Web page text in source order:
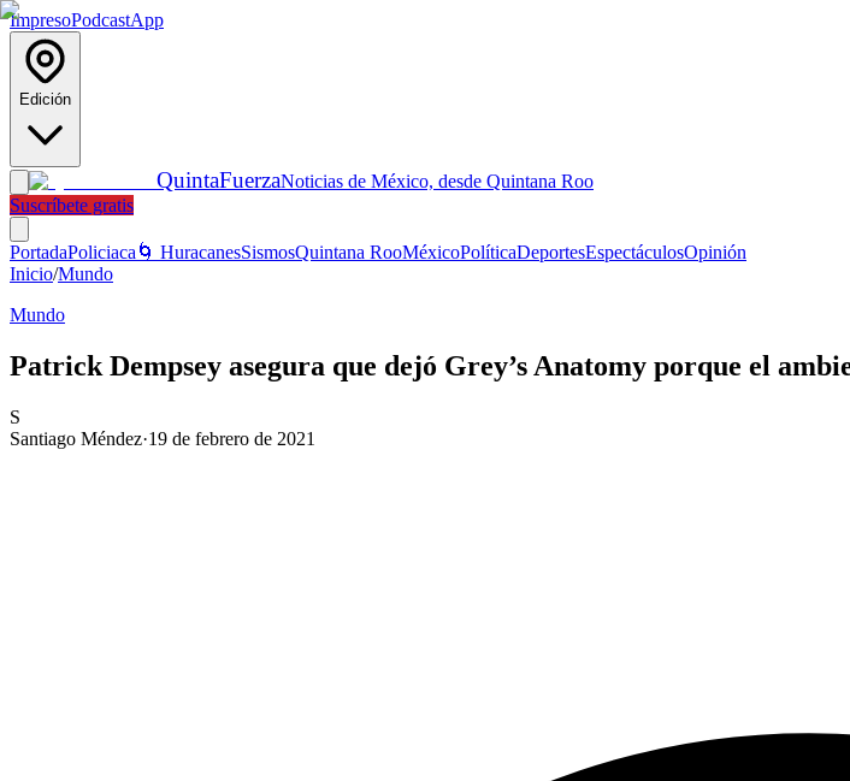
ImpresoPodcastApp
Edición
QuintaFuerzaNoticias de México, desde Quintana Roo
Suscríbete gratis
PortadaPoliciaca 🌀 HuracanesSismosQuintana RooMéxicoPolíticaDeportesEspectáculosOpinión
Inicio/Mundo
Mundo
Patrick Dempsey asegura que dejó Grey’s Anatomy porque el
S
Santiago Méndez·19 de febrero de 2021